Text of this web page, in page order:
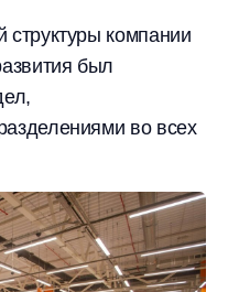
компании
был
во всех